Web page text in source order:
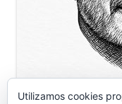
Utilizamos cookies